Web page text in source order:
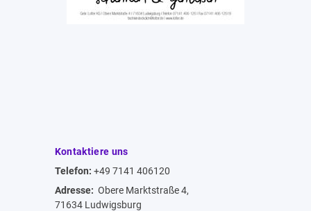
Kontaktiere uns
Telefon: +49 7141 406120
Adresse: Obere Marktstraße 4,
71634 Ludwigsburg